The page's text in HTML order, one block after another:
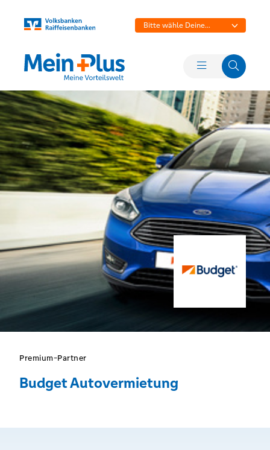
Bitte wähle Deine
Premium-Partner
Budget Autovermietung